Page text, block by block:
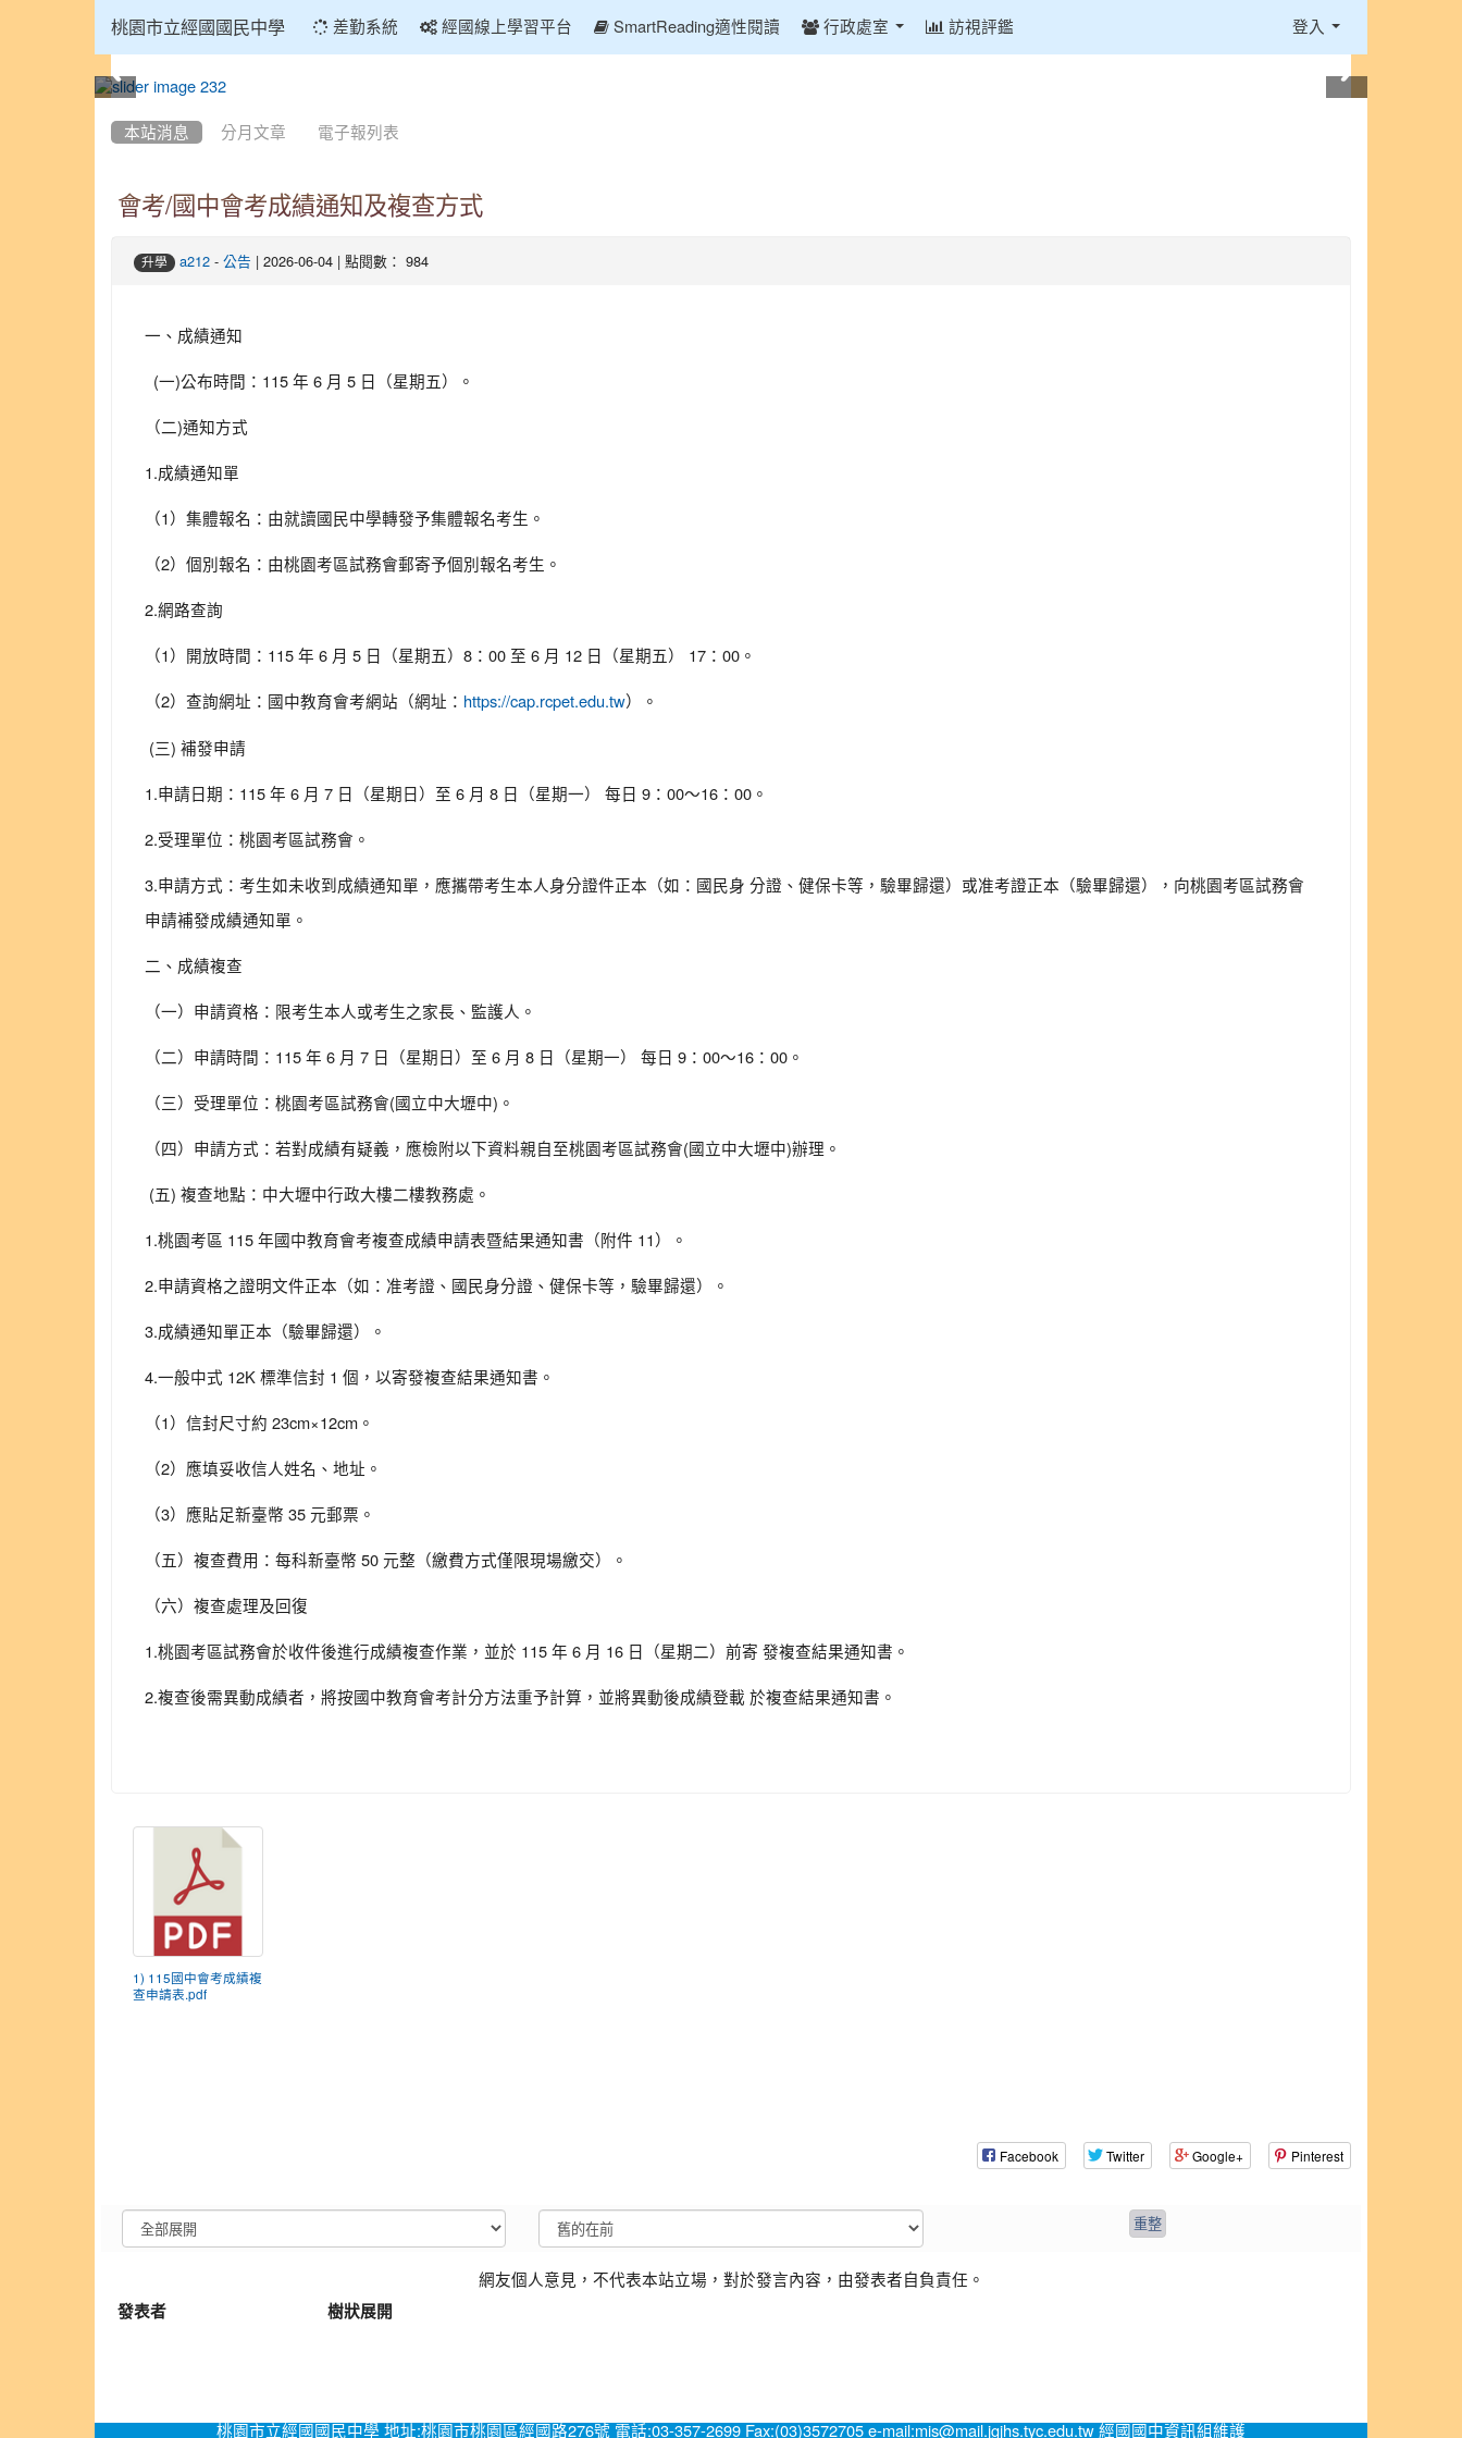
桃園市立經國國民中學 差勤系統 經國線上學習平台 SmartReading適性閱讀 行政處室 訪視評鑑 登入
本站消息 分月文章 電子報列表
會考/國中會考成績通知及複查方式
升學 a212 - 公告 | 2026-06-04 | 點閱數： 984
一、成績通知
(一)公布時間：115 年 6 月 5 日（星期五）。
（二)通知方式
1.成績通知單
（1）集體報名：由就讀國民中學轉發予集體報名考生。
（2）個別報名：由桃園考區試務會郵寄予個別報名考生。
2.網路查詢
（1）開放時間：115 年 6 月 5 日（星期五）8：00 至 6 月 12 日（星期五） 17：00。
（2）查詢網址：國中教育會考網站（網址： https://cap.rcpet.edu.tw）。
(三) 補發申請
1.申請日期：115 年 6 月 7 日（星期日）至 6 月 8 日（星期一） 每日 9：00～16：00。
2.受理單位：桃園考區試務會。
3.申請方式：考生如未收到成績通知單，應攜帶考生本人身分證件正本（如：國民身 分證、健保卡等，驗畢歸還）或准考證正本（驗畢歸還），向桃園考區試務會
申請補發成績通知單。
二、成績複查
（一）申請資格：限考生本人或考生之家長、監護人。
（二）申請時間：115 年 6 月 7 日（星期日）至 6 月 8 日（星期一） 每日 9：00～16：00。
（三）受理單位：桃園考區試務會(國立中大壢中)。
（四）申請方式：若對成績有疑義，應檢附以下資料親自至桃園考區試務會(國立中大壢中)辦理。
(五) 複查地點：中大壢中行政大樓二樓教務處。
1.桃園考區 115 年國中教育會考複查成績申請表暨結果通知書（附件 11）。
2.申請資格之證明文件正本（如：准考證、國民身分證、健保卡等，驗畢歸還）。
3.成績通知單正本（驗畢歸還）。
4.一般中式 12K 標準信封 1 個，以寄發複查結果通知書。
（1）信封尺寸約 23cm×12cm。
（2）應填妥收信人姓名、地址。
（3）應貼足新臺幣 35 元郵票。
（五）複查費用：每科新臺幣 50 元整（繳費方式僅限現場繳交）。
（六）複查處理及回復
1.桃園考區試務會於收件後進行成績複查作業，並於 115 年 6 月 16 日（星期二）前寄 發複查結果通知書。
2.複查後需異動成績者，將按國中教育會考計分方法重予計算，並將異動後成績登載 於複查結果通知書。
1) 115國中會考成績複
查申請表.pdf
Facebook Twitter Google+ Pinterest
網友個人意見，不代表本站立場，對於發言內容，由發表者自負責任。
發表者
樹狀展開
桃園市立經國國民中學 地址:桃園市桃園區經國路276號 電話:03-357-2699 Fax:(03)3572705 e-mail:mis@mail.jgjhs.tyc.edu.tw 經國國中資訊組維護